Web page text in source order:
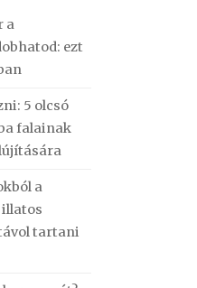
a
ezt
5 olcsó
falainak
a
illatos
tartani